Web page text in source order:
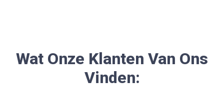
Wat Onze Klanten Van Ons
Vinden: